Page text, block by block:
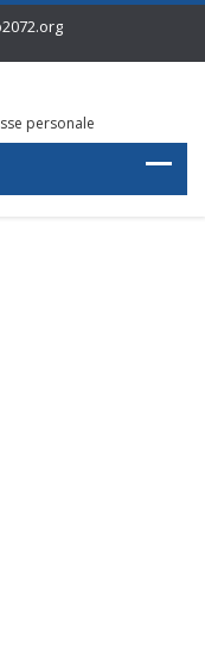
personale